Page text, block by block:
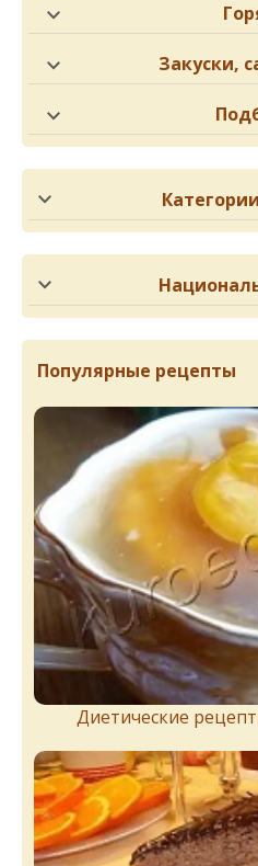
Закуски,
Популярные рецепты
Диетические